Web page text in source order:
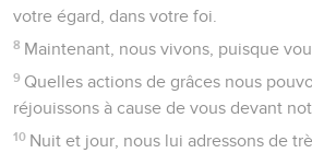
votre égard, dans votre foi.
8 Maintenant, nous vivons, puisque
9 Quelles actions de grâces nous
réjouissons à cause de vous devant
10 Nuit et jour, nous lui adressons de